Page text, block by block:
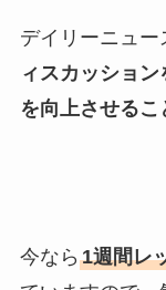
デイリーニュー
ィスカッショ
を向上させるこ
今なら 1週間レ